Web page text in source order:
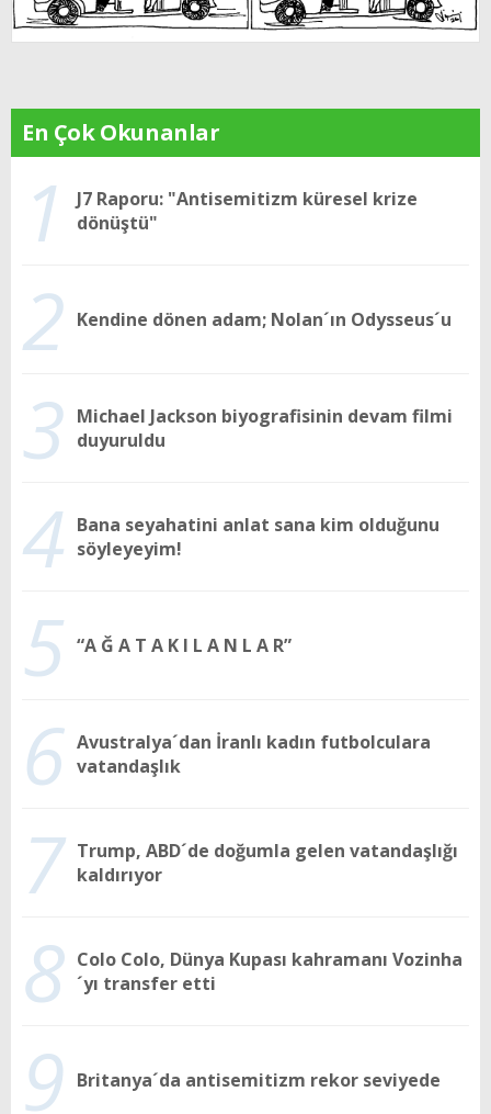
En Çok Okunanlar
1
J7 Raporu: "Antisemitizm küresel krize
dönüştü"
2 Kendine dönen adam; Nolan´ın Odysseus´u
3 Michael Jackson biyografisinin devam filmi
duyuruldu
4 Bana seyahatini anlat sana kim olduğunu
söyleyeyim!
5 “A Ğ A T A K I L A N L A R”
6 Avustralya´dan İranlı kadın futbolculara
vatandaşlık
7 Trump, ABD´de doğumla gelen vatandaşlığı
kaldırıyor
8 Colo Colo, Dünya Kupası kahramanı Vozinha
´yı transfer etti
9 Britanya´da antisemitizm rekor seviyede